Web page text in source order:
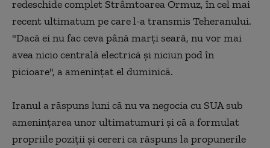
redeschide complet Strâmtoarea Ormuz, în cel mai
recent ultimatum pe care l-a transmis Teheranului.
"Dacă ei nu fac ceva până marţi seară, nu vor mai
avea nicio centrală electrică şi niciun pod în
picioare", a ameninţat el duminică.
Iranul a răspuns luni că nu va negocia cu SUA sub
ameninţarea unor ultimatumuri şi că a formulat
propriile poziţii şi cereri ca răspuns la propunerile